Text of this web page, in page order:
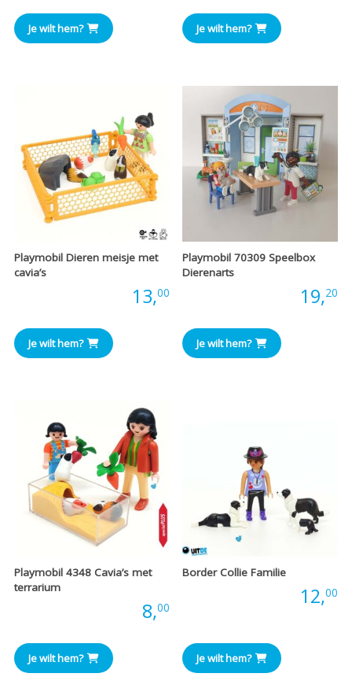
€7,25.
prijs
is:
€7,00.
Je wilt hem? Je wilt hem?
Playmobil Dieren meisje met
cavia’s
13,00
Je wilt hem?
Playmobil 70309 Speelbox
Dierenarts
19,20
Je wilt hem?
Playmobil 4348 Cavia’s met
terrarium
8,00
Je wilt hem?
Border Collie Familie
12,00
Je wilt hem?